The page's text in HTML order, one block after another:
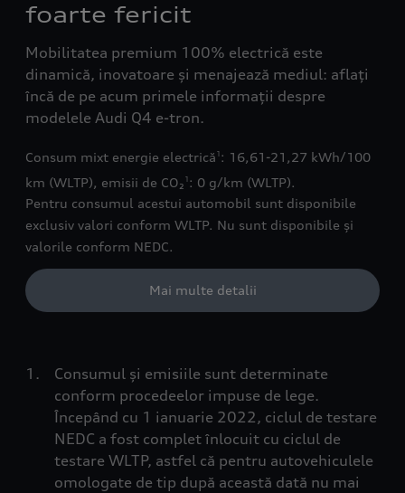
foarte fericit
Mobilitatea premium 100% electrică este
dinamică, inovatoare și menajează mediul: aflați
încă de pe acum primele informații despre
modelele Audi Q4 e-tron.
Consum mixt energie electrică 1 : 16,61-21,27 kWh/100
km (WLTP), emisii de CO₂ 1 : 0 g/km (WLTP).
Pentru consumul acestui automobil sunt disponibile
exclusiv valori conform WLTP. Nu sunt disponibile și
valorile conform NEDC.
Mai multe detalii
Consumul și emisiile sunt determinate
conform procedeelor impuse de lege.
Începând cu 1 ianuarie 2022, ciclul de testare
NEDC a fost complet înlocuit cu ciclul de
testare WLTP, astfel că pentru autovehiculele
omologate de tip după această dată nu mai